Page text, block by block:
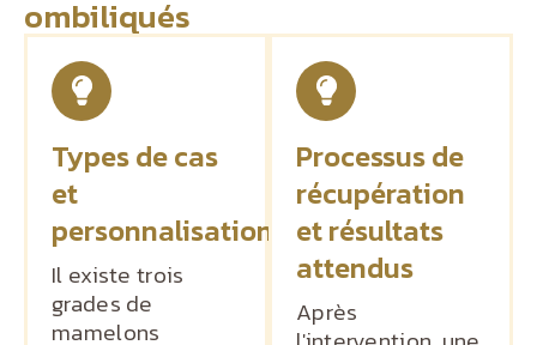
ombiliqués
Types de cas
et
personnalisation
Il existe trois
grades de
mamelons
Processus de
récupération
et résultats
attendus
Après